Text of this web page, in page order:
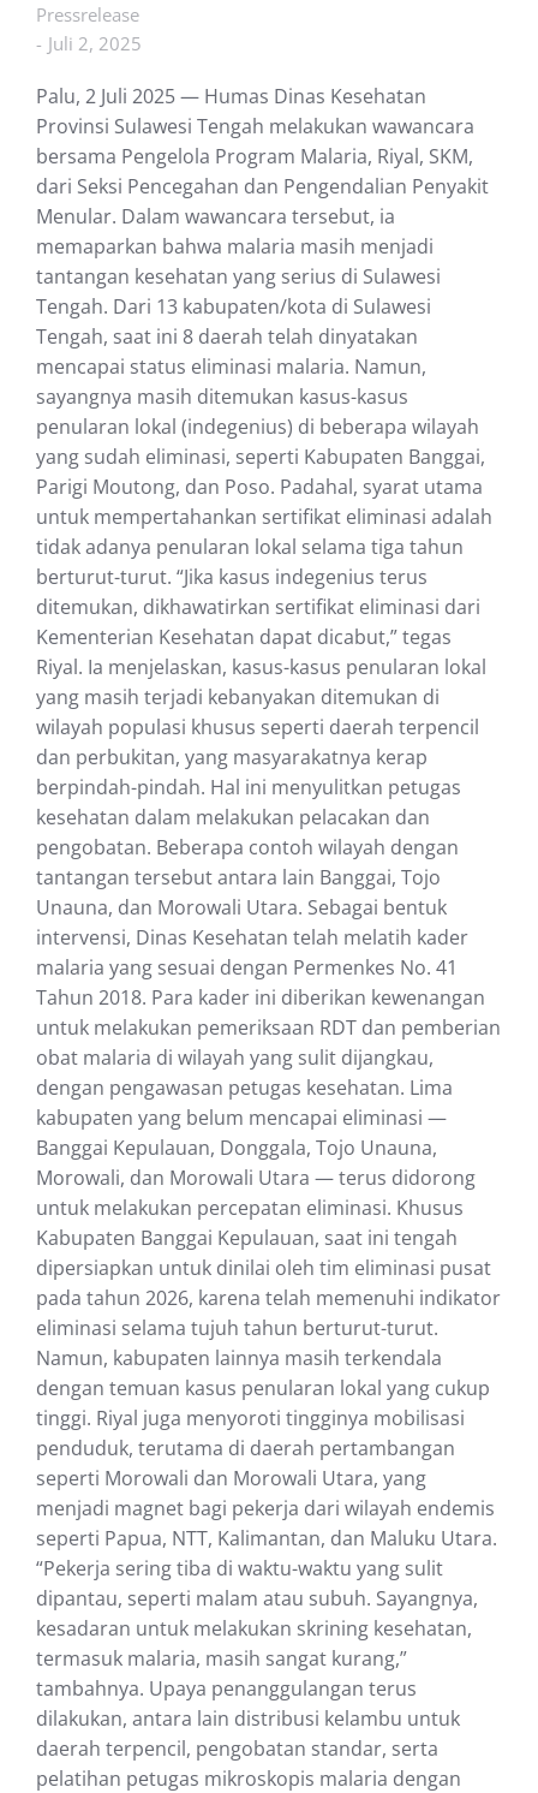
Pressrelease
Juli 2, 2025
Palu, 2 Juli 2025 — Humas Dinas Kesehatan
Provinsi Sulawesi Tengah melakukan wawancara
bersama Pengelola Program Malaria, Riyal, SKM,
dari Seksi Pencegahan dan Pengendalian Penyakit
Menular. Dalam wawancara tersebut, ia
memaparkan bahwa malaria masih menjadi
tantangan kesehatan yang serius di Sulawesi
Tengah. Dari 13 kabupaten/kota di Sulawesi
Tengah, saat ini 8 daerah telah dinyatakan
mencapai status eliminasi malaria. Namun,
sayangnya masih ditemukan kasus-kasus
penularan lokal (indegenius) di beberapa wilayah
yang sudah eliminasi, seperti Kabupaten Banggai,
Parigi Moutong, dan Poso. Padahal, syarat utama
untuk mempertahankan sertifikat eliminasi adalah
tidak adanya penularan lokal selama tiga tahun
berturut-turut. “Jika kasus indegenius terus
ditemukan, dikhawatirkan sertifikat eliminasi dari
Kementerian Kesehatan dapat dicabut,” tegas
Riyal. Ia menjelaskan, kasus-kasus penularan lokal
yang masih terjadi kebanyakan ditemukan di
wilayah populasi khusus seperti daerah terpencil
dan perbukitan, yang masyarakatnya kerap
berpindah-pindah. Hal ini menyulitkan petugas
kesehatan dalam melakukan pelacakan dan
pengobatan. Beberapa contoh wilayah dengan
tantangan tersebut antara lain Banggai, Tojo
Unauna, dan Morowali Utara. Sebagai bentuk
intervensi, Dinas Kesehatan telah melatih kader
malaria yang sesuai dengan Permenkes No. 41
Tahun 2018. Para kader ini diberikan kewenangan
untuk melakukan pemeriksaan RDT dan pemberian
obat malaria di wilayah yang sulit dijangkau,
dengan pengawasan petugas kesehatan. Lima
kabupaten yang belum mencapai eliminasi —
Banggai Kepulauan, Donggala, Tojo Unauna,
Morowali, dan Morowali Utara — terus didorong
untuk melakukan percepatan eliminasi. Khusus
Kabupaten Banggai Kepulauan, saat ini tengah
dipersiapkan untuk dinilai oleh tim eliminasi pusat
pada tahun 2026, karena telah memenuhi indikator
eliminasi selama tujuh tahun berturut-turut.
Namun, kabupaten lainnya masih terkendala
dengan temuan kasus penularan lokal yang cukup
tinggi. Riyal juga menyoroti tingginya mobilisasi
penduduk, terutama di daerah pertambangan
seperti Morowali dan Morowali Utara, yang
menjadi magnet bagi pekerja dari wilayah endemis
seperti Papua, NTT, Kalimantan, dan Maluku Utara.
“Pekerja sering tiba di waktu-waktu yang sulit
dipantau, seperti malam atau subuh. Sayangnya,
kesadaran untuk melakukan skrining kesehatan,
termasuk malaria, masih sangat kurang,”
tambahnya. Upaya penanggulangan terus
dilakukan, antara lain distribusi kelambu untuk
daerah terpencil, pengobatan standar, serta
pelatihan petugas mikroskopis malaria dengan